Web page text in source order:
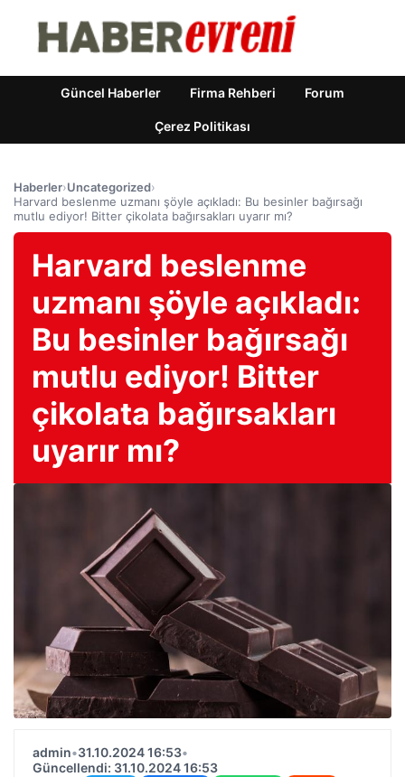
Güncel Haberler Firma Rehberi Forum
Çerez Politikası
Haberler›Uncategorized›
Harvard beslenme uzmanı şöyle açıkladı: Bu besinler bağırsağı
mutlu ediyor! Bitter çikolata bağırsakları uyarır mı?
Harvard beslenme
uzmanı şöyle açıkladı:
Bu besinler bağırsağı
mutlu ediyor! Bitter
çikolata bağırsakları
uyarır mı?
admin•31.10.2024 16:53•
Güncellendi: 31.10.2024 16:53